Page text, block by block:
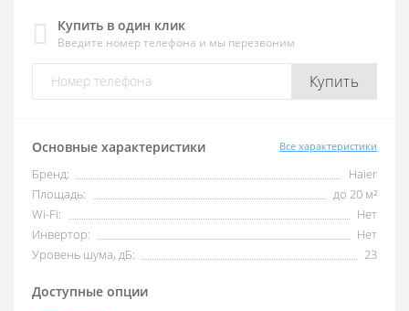
Купить в один клик
Введите номер телефона и мы перезвоним
Купить
Основные характеристики Все характеристики
Бренд:
Haier
Площадь:
до 20 м²
Wi-Fi:
Нет
Инвертор:
Нет
Уровень шума, дБ:
23
Доступные опции